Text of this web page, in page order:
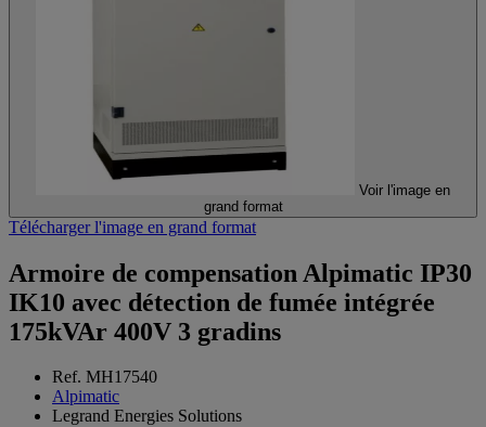
Voir l'image en
grand format
Télécharger l'image en grand format
Armoire de compensation Alpimatic IP30
IK10 avec détection de fumée intégrée
175kVAr 400V 3 gradins
Ref. MH17540
Alpimatic
Legrand Energies Solutions